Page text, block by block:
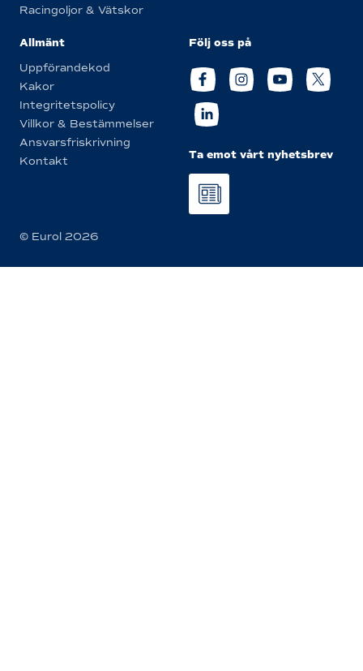
Racingoljor & Vätskor
Allmänt
Uppförandekod
Kakor
Integritetspolicy
Villkor & Bestämmelser
Ansvarsfriskrivning
Kontakt
Följ oss på
Ta emot vårt nyhetsbrev
© Eurol 2026